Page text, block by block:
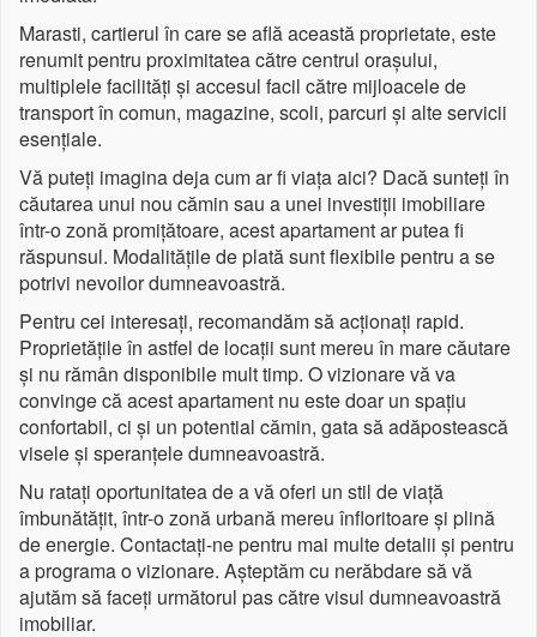
Marasti, cartierul în care se află această proprietate, este
renumit pentru proximitatea către centrul orașului,
multiplele facilități și accesul facil către mijloacele de
transport în comun, magazine, scoli, parcuri și alte servicii
esențiale.
Vă puteți imagina deja cum ar fi viața aici? Dacă sunteți în
căutarea unui nou cămin sau a unei investiții imobiliare
într-o zonă promițătoare, acest apartament ar putea fi
răspunsul. Modalitățile de plată sunt flexibile pentru a se
potrivi nevoilor dumneavoastră.
Pentru cei interesați, recomandăm să acționați rapid.
Proprietățile în astfel de locații sunt mereu în mare căutare
și nu rămân disponibile mult timp. O vizionare vă va
convinge că acest apartament nu este doar un spațiu
confortabil, ci și un potential cămin, gata să adăpostească
visele și speranțele dumneavoastră.
Nu ratați oportunitatea de a vă oferi un stil de viață
îmbunătățit, într-o zonă urbană mereu înfloritoare și plină
de energie. Contactați-ne pentru mai multe detalii și pentru
a programa o vizionare. Așteptăm cu nerăbdare să vă
ajutăm să faceți următorul pas către visul dumneavoastră
imobiliar.